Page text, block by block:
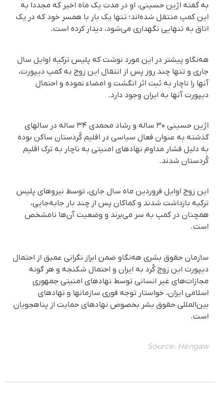
به گفته اژین حسینی، او در مدت یک ماه اخیر که مجددا به
این کمپ منتقل شده‌اند؛ تنها یک بار با همسر خود که در یک
اتاق به تنهایی نگهداری می‌شود، دیدار کرده است.
هه‌نگاو پیشتر در این مورد نوشت که پلیس ترکیه اوایل سال
جاری و تنها چند روز پس از انتقال این زوج به کمپ دیپورت،
آنها را ناچار به ثبت اثر انگشت و امضاء نموده و احتمال
دیپورت آنها به ایران وجود دارد.
اژین حسینی ۳۰ ساله و رشاد محمدی ۳۴ ساله در سالهای
گذشته به عنوان فعال سیاسی در اقلیم کُردستان ساکن بوده
به دلیل فشار مداوم نهادهای امنیتی به ناچار به ترک اقلیم
کُردستان شدند.
این زوج اوایل فروردین ماه سال جاری، توسط نیروهای پلیس
ترکیه بازداشت شدند و کماکان پس از چند بار جابه‌جایی،
همچنان در کمپ به سر می‌برند و وضعیت آن‌ها نامشخص
است.
سازمان حقوق بشری هه‌نگاو ضمن ابراز نگرانی عمیق از احتمال
دیپورت این زوج کُرد به ایران و احتمال شکنجه و هر گونه
مجازات‌های غیر انسانی توسط نهادهای امنیتی جمهوری
اسلامی ایران، خواستار توجه فوری سازمانها و نهادهای
بین‌المللی حقوق بشر بخصوص نهادهای حمایت از پناهجویان
است.
Source: Hengaw